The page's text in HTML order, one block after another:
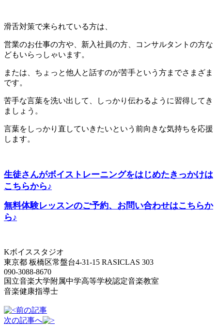
滑舌対策で来られている方は、
営業のお仕事の方や、新入社員の方、コンサルタントの方な
どもいらっしゃいます。
または、ちょっと他人と話すのが苦手という方までさまざま
です。
苦手な言葉を洗い出して、しっかり伝わるように習得してき
ましょう。
言葉をしっかり直していきたいという前向きな気持ちを応援
します。
生徒さんがボイストレーニングをはじめたきっかけは
こちらから♪
無料体験レッスンのご予約、お問い合わせはこちらか
ら♪
Kボイススタジオ
東京都 板橋区常盤台4-31-15 RASICLAS 303
090-3088-8670
国立音楽大学附属中学高等学校認定音楽教室
音楽健康指導士
前の記事
次の記事へ